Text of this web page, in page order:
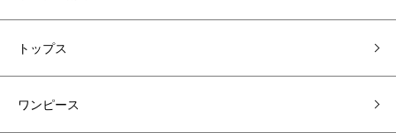
トップス
ワンピース